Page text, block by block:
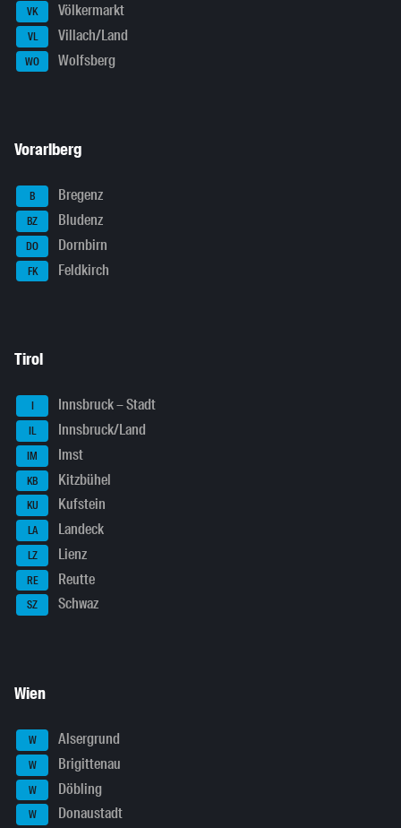
VK Völkermarkt
VL Villach/Land
WO Wolfsberg
Vorarlberg
B Bregenz
BZ Bludenz
DO Dornbirn
FK Feldkirch
Tirol
I Innsbruck – Stadt
IL Innsbruck/Land
IM Imst
KB Kitzbühel
KU Kufstein
LA Landeck
LZ Lienz
RE Reutte
SZ Schwaz
Wien
W Alsergrund
W Brigittenau
W Döbling
W Donaustadt